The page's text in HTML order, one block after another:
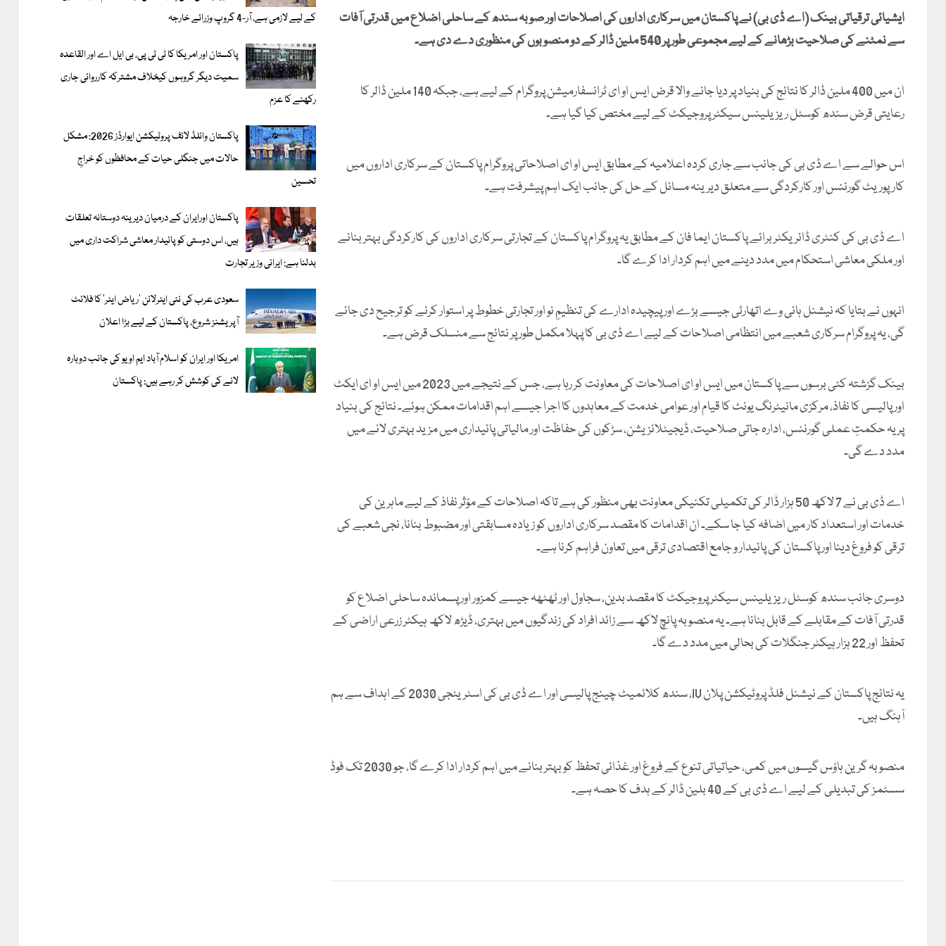
ایشیائی ترقیاتی بینک (اے ڈی بی) نے پاکستان میں سرکاری اداروں کی اصلاحات اور صوبہ سندھ کے ساحلی اضلاع میں قدرتی آفات
سے نمٹنے کی صلاحیت بڑھانے کے لیے مجموعی طور پر 540 ملین ڈالر کے دو منصوبوں کی منظوری دے دی ہے۔
ان میں 400 ملین ڈالر کا نتائج کی بنیاد پر دیا جانے والا قرض ایس او ای ٹرانسفارمیشن پروگرام کے لیے ہے، جبکہ 140 ملین ڈالر کا
رعایتی قرض سندھ کوسٹل ریزیلینس سیکٹر پروجیکٹ کے لیے مختص کیا گیا ہے۔
اس حوالے سے اے ڈی بی کی جانب سے جاری کردہ اعلامیہ کے مطابق ایس او ای اصلاحاتی پروگرام پاکستان کے سرکاری اداروں میں
کارپوریٹ گورننس اور کارکردگی سے متعلق دیرینہ مسائل کے حل کی جانب ایک اہم پیشرفت ہے۔
اے ڈی بی کی کنٹری ڈائریکٹر برائے پاکستان ایما فان کے مطابق یہ پروگرام پاکستان کے تجارتی سرکاری اداروں کی کارکردگی بہتر بنانے
اور ملکی معاشی استحکام میں مدد دینے میں اہم کردار ادا کرے گا۔
انہوں نے بتایا کہ نیشنل ہائی وے اتھارٹی جیسے بڑے اور پیچیدہ ادارے کی تنظیمِ نو اور تجارتی خطوط پر استوار کرنے کو ترجیح دی جائے
گی، یہ پروگرام سرکاری شعبے میں انتظامی اصلاحات کے لیے اے ڈی بی کا پہلا مکمل طور پر نتائج سے منسلک قرض ہے۔
بینک گزشتہ کئی برسوں سے پاکستان میں ایس او ای اصلاحات کی معاونت کر رہا ہے، جس کے نتیجے میں 2023 میں ایس او ای ایکٹ
اور پالیسی کا نفاذ، مرکزی مانیٹرنگ یونٹ کا قیام اور عوامی خدمت کے معاہدوں کا اجرا جیسے اہم اقدامات ممکن ہوئے۔ نتائج کی بنیاد
پر یہ حکمتِ عملی گورننس، ادارہ جاتی صلاحیت، ڈیجیٹلائزیشن، سڑکوں کی حفاظت اور مالیاتی پائیداری میں مزید بہتری لانے میں
مدد دے گی۔
اے ڈی بی نے 7 لاکھ 50 ہزار ڈالر کی تکمیلی تکنیکی معاونت بھی منظور کی ہے تاکہ اصلاحات کے مؤثر نفاذ کے لیے ماہرین کی
خدمات اور استعداد کار میں اضافہ کیا جا سکے۔ ان اقدامات کا مقصد سرکاری اداروں کو زیادہ مسابقتی اور مضبوط بنانا، نجی شعبے کی
ترقی کو فروغ دینا اور پاکستان کی پائیدار و جامع اقتصادی ترقی میں تعاون فراہم کرنا ہے۔
دوسری جانب سندھ کوسٹل ریزیلینس سیکٹر پروجیکٹ کا مقصد بدین، سجاول اور ٹھٹھہ جیسے کمزور اور پسماندہ ساحلی اضلاع کو
قدرتی آفات کے مقابلے کے قابل بنانا ہے۔ یہ منصوبہ پانچ لاکھ سے زائد افراد کی زندگیوں میں بہتری، ڈیڑھ لاکھ ہیکٹر زرعی اراضی کے
تحفظ اور 22 ہزار ہیکٹر جنگلات کی بحالی میں مدد دے گا۔
یہ نتائج پاکستان کے نیشنل فلڈ پروٹیکشن پلان IV، سندھ کلائمیٹ چینج پالیسی اور اے ڈی بی کی اسٹریٹجی 2030 کے اہداف سے ہم
آہنگ ہیں۔
منصوبہ گرین ہاؤس گیسوں میں کمی، حیاتیاتی تنوع کے فروغ اور غذائی تحفظ کو بہتر بنانے میں اہم کردار ادا کرے گا، جو 2030 تک فوڈ
سسٹمز کی تبدیلی کے لیے اے ڈی بی کے 40 بلین ڈالر کے ہدف کا حصہ ہے۔
کے لیے لازمی ہے، آر-4 گروپ وزرائے خارجہ
پاکستان اور امریکا کا ٹی ٹی پی، بی ایل اے اور القاعدہ
سمیت دیگر گروہوں کیخلاف مشترکہ کارروائی جاری
رکھنے کا عزم
پاکستان وائلڈ لائف پروٹیکشن ایوارڈز 2026: مشکل
حالات میں جنگلی حیات کے محافظوں کو خراجِ
تحسین
پاکستان اورایران کے درمیان دیرینہ دوستانہ تعلقات
ہیں، اس دوستی کوپائیدار معاشی شراکت داری میں
بدلنا ہے: ایرانی وزیر تجارت
سعودی عرب کی نئی ایئرلائن ‘ریاض ایئر’ کا فلائٹ
آپریشنز شروع، پاکستان کے لیے بڑا اعلان
امریکا اور ایران کو اسلام آباد ایم او یو کی جانب دوبارہ
لانے کی کوشش کر رہے ہیں: پاکستان